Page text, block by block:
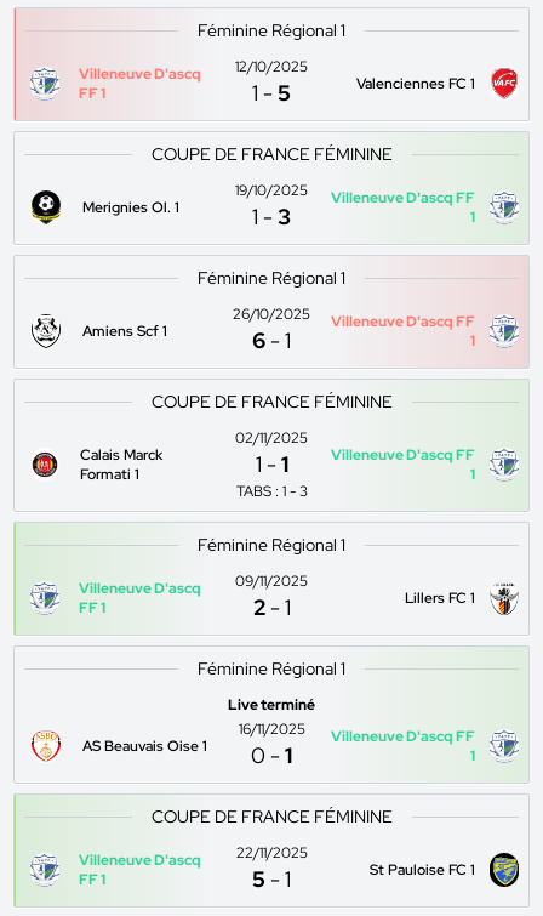
Féminine Régional 1
Villeneuve D'ascq
FF 1
12/10/2025
1 -5 Valenciennes FC 1
COUPE DE FRANCE FÉMININE
Merignies Ol. 1
19/10/2025
1 -3
Villeneuve D'ascq FF
1
Féminine Régional 1
Amiens Scf 1
26/10/2025
6 -1
Villeneuve D'ascq FF
1
COUPE DE FRANCE FÉMININE
Calais Marck
Formati 1
02/11/2025
1 -1
TABS : 1 - 3
Villeneuve D'ascq FF
1
Féminine Régional 1
Villeneuve D'ascq
FF 1
09/11/2025
2 -1 Lillers FC 1
Féminine Régional 1
Live terminé
AS Beauvais Oise 1
16/11/2025
0 -1
Villeneuve D'ascq FF
1
COUPE DE FRANCE FÉMININE
Villeneuve D'ascq
FF 1
22/11/2025
5 -1 St Pauloise FC 1